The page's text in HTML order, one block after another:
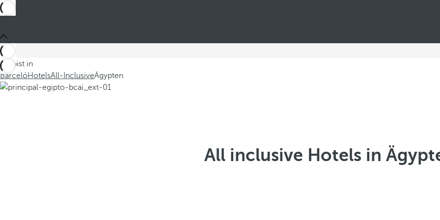
Du bist in
BarcelóHotelsAll-InclusiveÄgypten
All inclusive Hotels in